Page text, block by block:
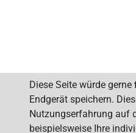
Diese Seite würde gerne
Endgerät speichern.
Nutzungserfahrung auf
beispielsweise Ihre